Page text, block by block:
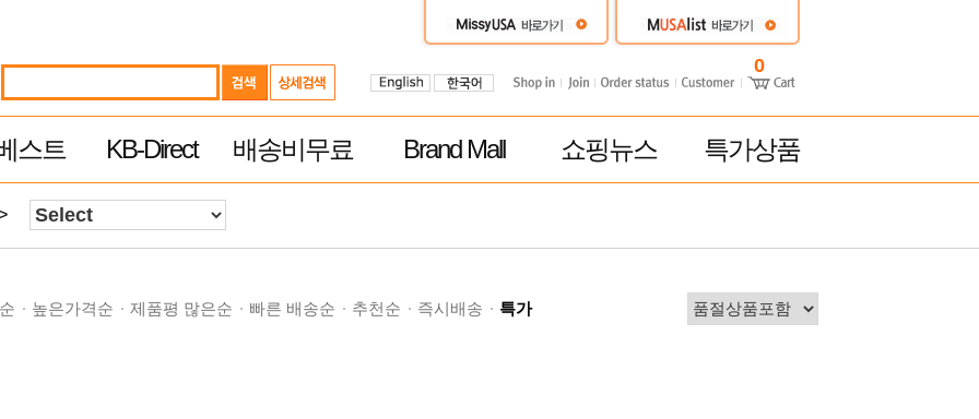
0
스트 KB-Direct 배송비무료 Brand Mall 쇼핑뉴스 특가상품
높은가격순 제품평 많은순 빠른 배송순 추천순 즉시배송 특가